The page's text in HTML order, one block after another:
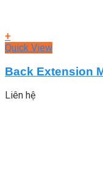
+
Quick View
Back Extension
Liên hệ